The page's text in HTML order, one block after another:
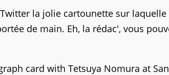
la jolie cartounette sur laquelle
de main. Eh, la rédac', vous
card with Tetsuya Nomura at